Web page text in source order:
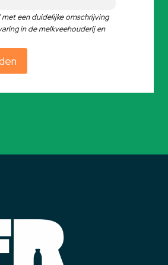
een duidelijke omschrijving
in de melkveehouderij en